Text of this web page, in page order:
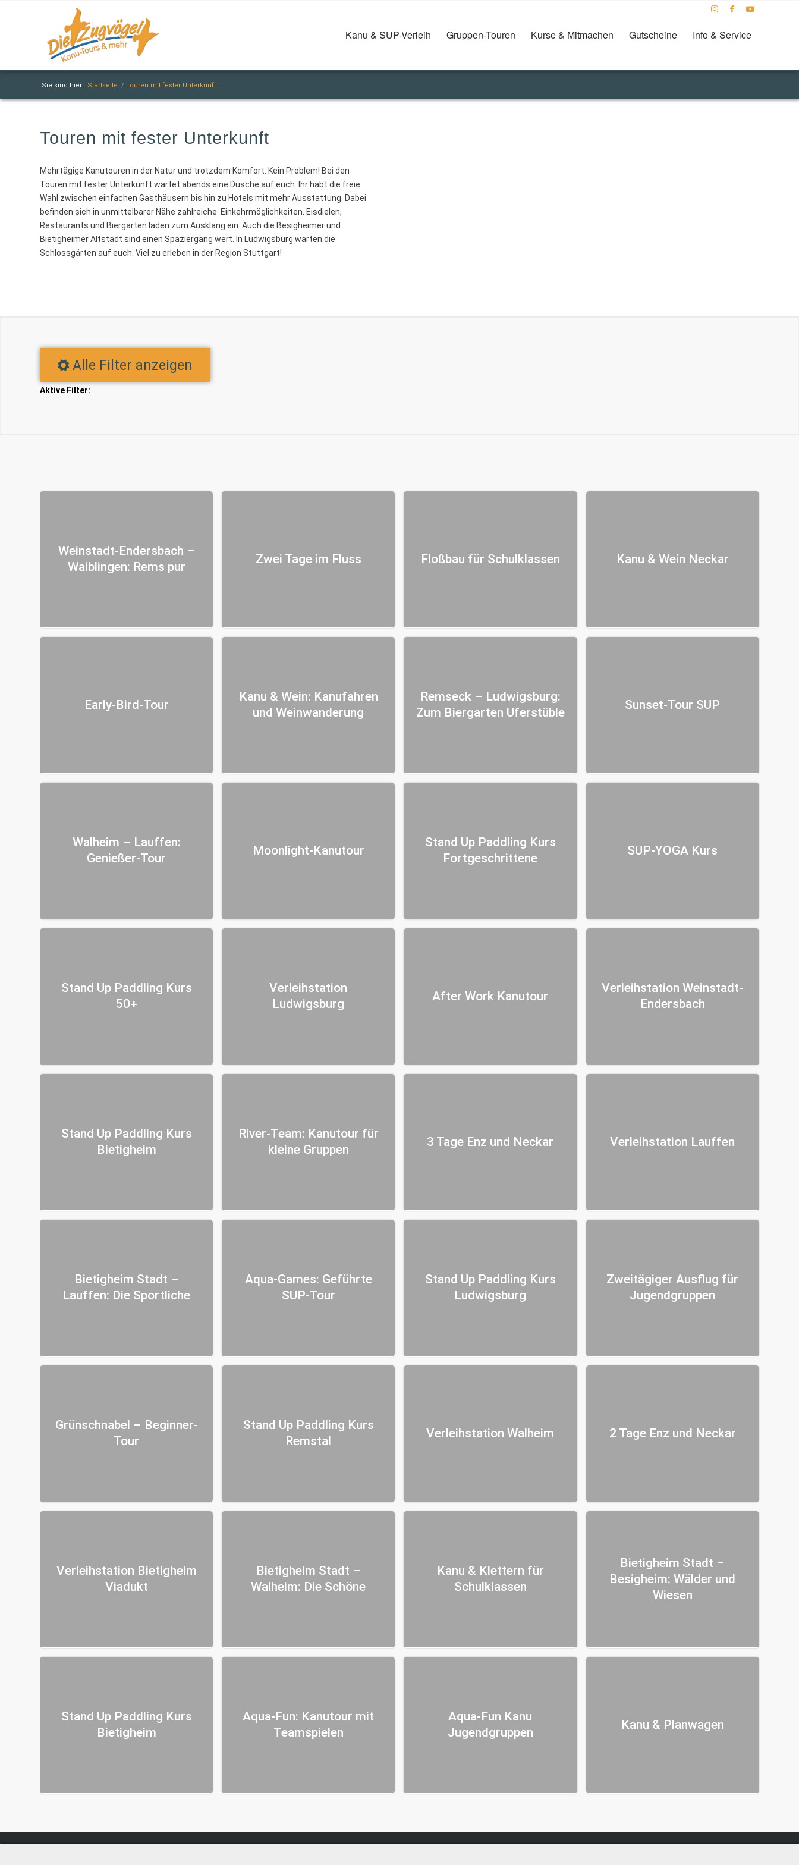
Kanu & SUP-Verleih Gruppen-Touren Kurse & Mitmachen Gutscheine Info & Service
Sie sind hier: Startseite / Touren mit fester Unterkunft
Touren mit fester Unterkunft
Mehrtägige Kanutouren in der Natur und trotzdem Komfort: Kein Problem! Bei den
Touren mit fester Unterkunft wartet abends eine Dusche auf euch. Ihr habt die freie
Wahl zwischen einfachen Gasthäusern bis hin zu Hotels mit mehr Ausstattung. Dabei
befinden sich in unmittelbarer Nähe zahlreiche Einkehrmöglichkeiten. Eisdielen,
Restaurants und Biergärten laden zum Ausklang ein. Auch die Besigheimer und
Bietigheimer Altstadt sind einen Spaziergang wert. In Ludwigsburg warten die
Schlossgärten auf euch. Viel zu erleben in der Region Stuttgart!
Alle Filter anzeigen
Aktive Filter:
Weinstadt-Endersbach –
Waiblingen: Rems pur
Zwei Tage im Fluss Floßbau für Schulklassen Kanu & Wein Neckar
Early-Bird-Tour
Kanu & Wein: Kanufahren
und Weinwanderung
Remseck – Ludwigsburg:
Zum Biergarten Uferstüble
Sunset-Tour SUP
Walheim – Lauffen:
Genießer-Tour
Moonlight-Kanutour
Stand Up Paddling Kurs
Fortgeschrittene
SUP-YOGA Kurs
Stand Up Paddling Kurs
50+
Verleihstation
Ludwigsburg
After Work Kanutour
Verleihstation Weinstadt-
Endersbach
Stand Up Paddling Kurs
Bietigheim
River-Team: Kanutour für
kleine Gruppen
3 Tage Enz und Neckar Verleihstation Lauffen
Bietigheim Stadt –
Lauffen: Die Sportliche
Aqua-Games: Geführte
SUP-Tour
Stand Up Paddling Kurs
Ludwigsburg
Zweitägiger Ausflug für
Jugendgruppen
Grünschnabel – Beginner-
Tour
Stand Up Paddling Kurs
Remstal
Verleihstation Walheim 2 Tage Enz und Neckar
Verleihstation Bietigheim
Viadukt
Bietigheim Stadt –
Walheim: Die Schöne
Kanu & Klettern für
Schulklassen
Bietigheim Stadt –
Besigheim: Wälder und
Wiesen
Stand Up Paddling Kurs
Bietigheim
Aqua-Fun: Kanutour mit
Teamspielen
Aqua-Fun Kanu
Jugendgruppen
Kanu & Planwagen